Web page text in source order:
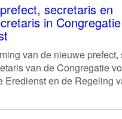
secretaris en
in
van de nieuwe prefect,
van de Congregatie
Eredienst en de Regeling